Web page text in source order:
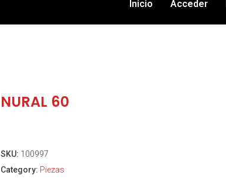
Inicio Acceder
NURAL 60
SKU: 100997
Category: Piezas